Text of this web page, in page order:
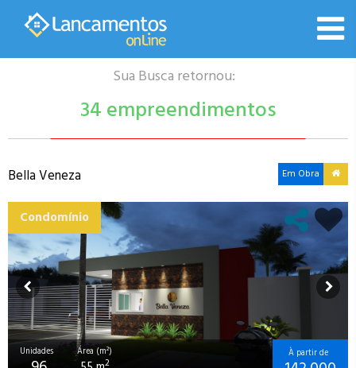
Sua Busca retornou:
34 empreendimentos
Bella Veneza Em Obra
Condomínio
Unidades Área (m²)
2
À partir de